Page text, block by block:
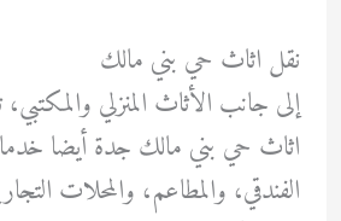
نقل اثاث حي بني مالك
إلى جانب الأثاث المنزلي
اثاث حي بني مالك جدة أيضا
الفندقي، والمطاعم، والمحلات